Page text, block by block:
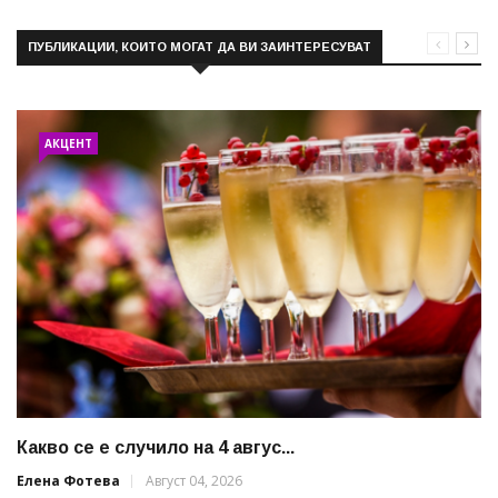
ПУБЛИКАЦИИ, КОИТО МОГАТ ДА ВИ ЗАИНТЕРЕСУВАТ
АКЦЕНТ
Какво се е случило на 4 авгус...
Елена Фотева
Август 04, 2026